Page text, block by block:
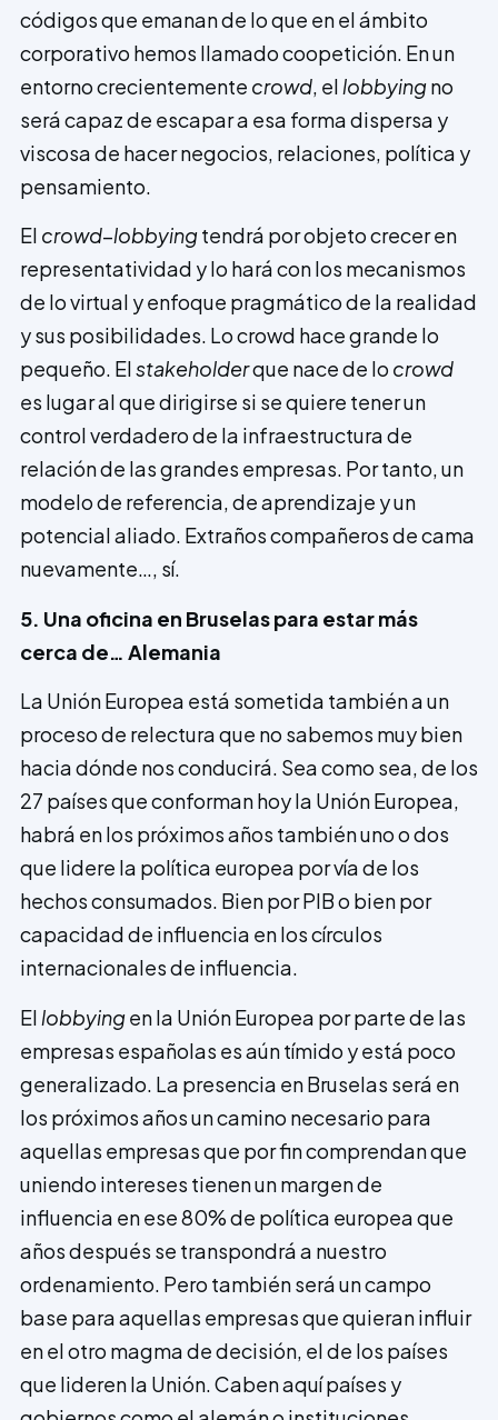
códigos que emanan de lo que en el ámbito
corporativo hemos llamado coopetición. En un
entorno crecientemente crowd, el lobbyingno
será capaz de escapar a esa forma dispersa y
viscosa de hacer negocios, relaciones, política y
pensamiento.
El crowd–lobbyingtendrá por objeto crecer en
representatividad y lo hará con los meca­nismos
de lo virtual y enfoque pragmático de la realidad
y sus posibilidades. Lo crowd hace grande lo
pequeño. Elstakeholderque nace de lo crowd
es lugar al que dirigirse si se quiere tener un
control verdadero de la infraestructura de
relación de las grandes empresas. Por tanto, un
modelo de referencia, de aprendizaje y un
potencial aliado. Extraños compañeros de cama
nuevamente…, sí.
5. Una oficina en Bruselas para estar más
cerca de… Alemania
La Unión Europea está sometida también a un
proceso de relectura que no sabemos muy bien
hacia dónde nos conducirá. Sea como sea, de los
27 países que conforman hoy la Unión Europea,
habrá en los próximos años también uno o dos
que lidere la política europea por vía de los
hechos consumados. Bien por PIB o bien por
capacidad de influencia en los círculos
internacionales de influencia.
El lobbyingen la Unión Europea por parte de las
empresas españolas es aún tímido y está poco
generalizado. La presencia en Bruselas será en
los próximos años un camino necesario para
aquellas empresas que por fin comprendan que
uniendo intereses tienen un margen de
influencia en ese 80% de política europea que
años después se transpondrá a nuestro
ordenamiento. Pero también será un campo
base para aquellas empresas que quie­ran influir
en el otro magma de decisión, el de los países
que lideren la Unión. Caben aquí países y